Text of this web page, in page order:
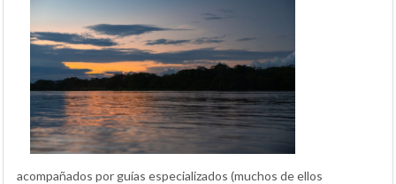
acompañados por guías especializados (muchos de ellos